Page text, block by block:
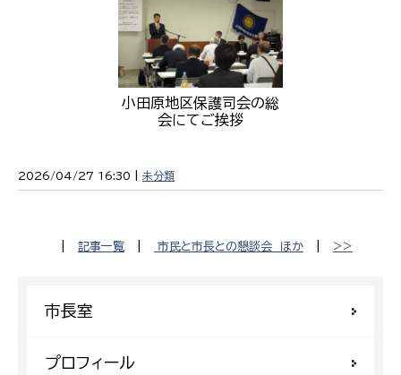
小田原地区保護司会の総
会にてご挨拶
2026/04/27 16:30 | 未分類
記事一覧 市民と市長との懇談会 ほか >>
市長室
プロフィール